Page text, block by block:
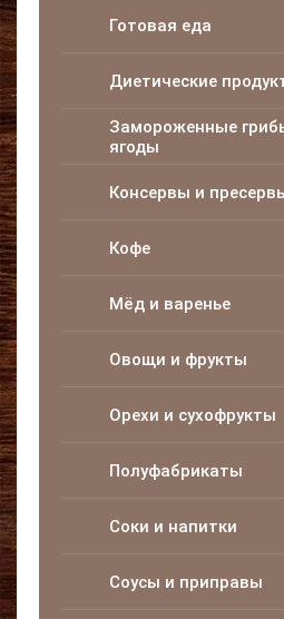
Готовая еда
Диетические
Замороженные
ягоды
Консервы и
Кофе
Мёд и варенье
Овощи и фрукты
Орехи и сухофрукты
Полуфабрикаты
Соки и напитки
Соусы и приправы